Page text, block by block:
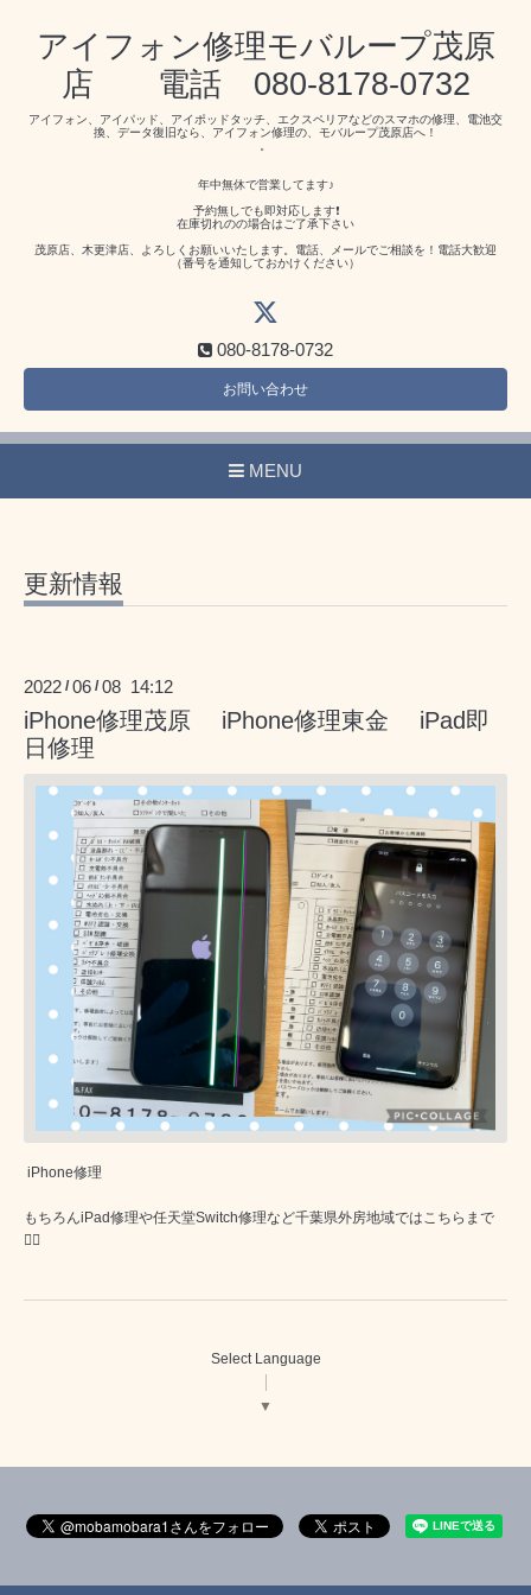
アイフォン修理モバループ茂原
店 電話 080-8178-0732
アイフォン、アイパッド、アイポッドタッチ、エクスペリアなどのスマホの修理、電池交
換、データ復旧なら、アイフォン修理の、モバループ茂原店へ！
年中無休で営業してます♪
予約無しでも即対応します❗️
在庫切れのの場合はご了承下さい
茂原店、木更津店、よろしくお願いいたします。電話、メールでご相談を！電話大歓迎
（番号を通知しておかけください）
080-8178-0732
お問い合わせ
MENU
更新情報
2022 /06 /08 14:12
iPhone修理茂原 iPhone修理東金 iPad即
日修理
iPhone修理
もちろんiPad修理や任天堂Switch修理など千葉県外房地域ではこちらまで
💁‍♂️
Select Language
▼